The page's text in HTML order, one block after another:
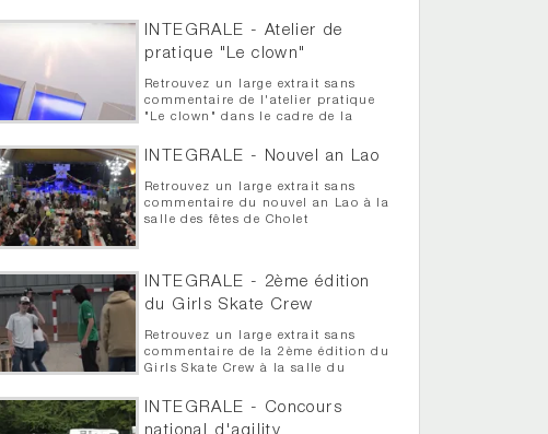
INTEGRALE - Atelier de
pratique "Le clown"
Retrouvez un large extrait sans
commentaire de l'atelier pratique
"Le clown" dans le cadre de la
INTEGRALE - Nouvel an Lao
Retrouvez un large extrait sans
commentaire du nouvel an Lao à la
salle des fêtes de Cholet
INTEGRALE - 2ème édition
du Girls Skate Crew
Retrouvez un large extrait sans
commentaire de la 2ème édition du
Girls Skate Crew à la salle du
INTEGRALE - Concours